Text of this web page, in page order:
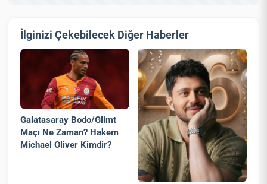
İlginizi Çekebilecek Diğer Haberler
Galatasaray Bodo/Glimt
Maçı Ne Zaman? Hakem
Michael Oliver Kimdir?